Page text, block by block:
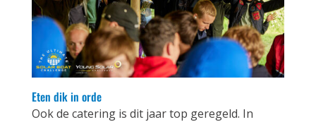
Eten dik in orde
Ook de catering is dit jaar top geregeld. In